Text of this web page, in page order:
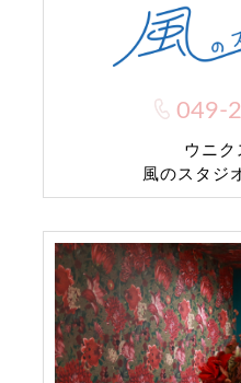
049-
ウニク
風のスタジ